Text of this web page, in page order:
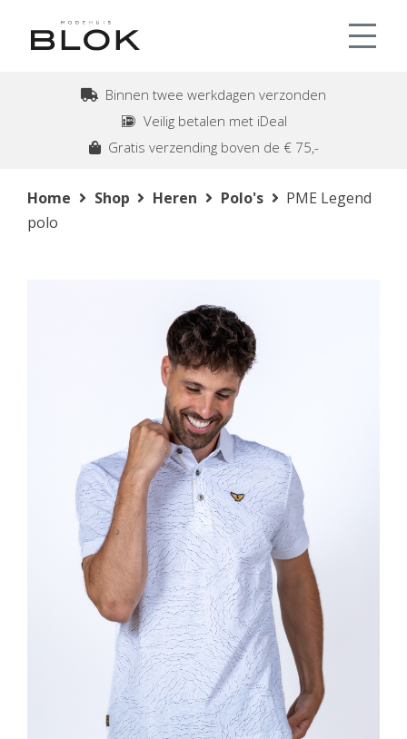
Binnen twee werkdagen verzonden
Veilig betalen met iDeal
Gratis verzending boven de € 75,-
Home Shop Heren Polo's
PME Legend
polo